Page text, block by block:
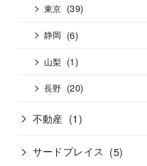
東京 (39)
静岡 (6)
山梨 (1)
長野 (20)
不動産 (1)
サードプレイス (5)